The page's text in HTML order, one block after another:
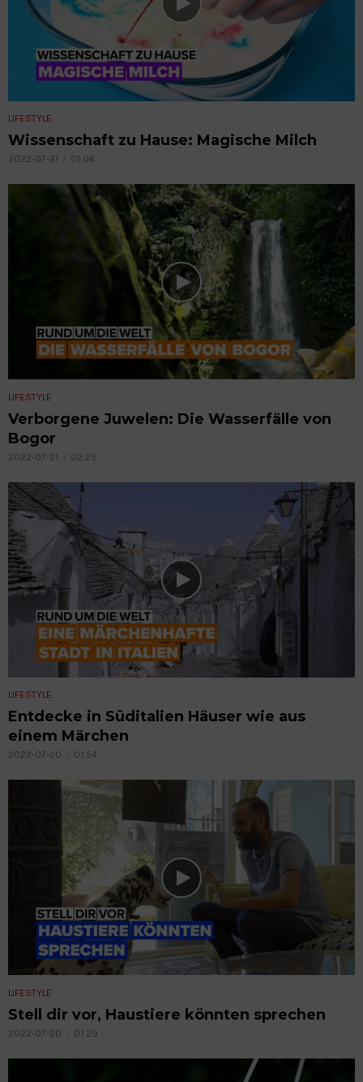
LIFESTYLE
Wissenschaft zu Hause: Magische Milch
2022-07-21 01:04
LIFESTYLE
Verborgene Juwelen: Die Wasserfälle von
Bogor
2022-07-21 02:25
LIFESTYLE
Entdecke in Süditalien Häuser wie aus
einem Märchen
2022-07-20 01:54
LIFESTYLE
Stell dir vor, Haustiere könnten sprechen
2022-07-20 01:29